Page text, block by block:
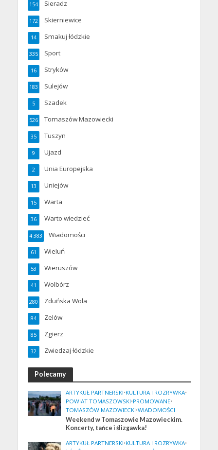
Sieradz
154
Skierniewice
172
Smakuj łódzkie
14
Sport
335
Stryków
16
Sulejów
183
Szadek
5
Tomaszów Mazowiecki
526
Tuszyn
35
Ujazd
9
Unia Europejska
2
Uniejów
13
Warta
15
Warto wiedzieć
36
Wiadomości
4 383
Wieluń
61
Wieruszów
53
Wolbórz
41
Zduńska Wola
280
Zelów
84
Zgierz
85
Zwiedzaj łódzkie
32
Polecamy
ARTYKUŁ PARTNERSKI•KULTURA I ROZRYWKA•
POWIAT TOMASZOWSKI•PROMOWANE•
TOMASZÓW MAZOWIECKI•WIADOMOŚCI
Weekend w Tomaszowie Mazowieckim.
Koncerty, tańce i ślizgawka!
ARTYKUŁ PARTNERSKI•KULTURA I ROZRYWKA•